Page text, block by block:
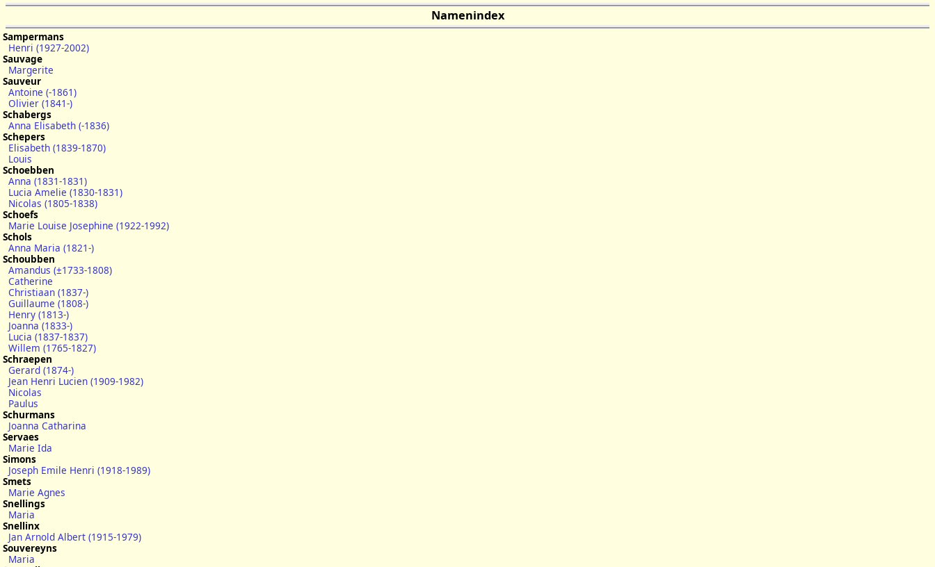
Namenindex
Sampermans
Henri (1927-2002)
Sauvage
Margerite
Sauveur
Antoine (-1861)
Olivier (1841-)
Schabergs
Anna Elisabeth (-1836)
Schepers
Elisabeth (1839-1870)
Louis
Schoebben
Anna (1831-1831)
Lucia Amelie (1830-1831)
Nicolas (1805-1838)
Schoefs
Marie Louise Josephine (1922-1992)
Schols
Anna Maria (1821-)
Schoubben
Amandus (±1733-1808)
Catherine
Christiaan (1837-)
Guillaume (1808-)
Henry (1813-)
Joanna (1833-)
Lucia (1837-1837)
Willem (1765-1827)
Schraepen
Gerard (1874-)
Jean Henri Lucien (1909-1982)
Nicolas
Paulus
Schurmans
Joanna Catharina
Servaes
Marie Ida
Simons
Joseph Emile Henri (1918-1989)
Smets
Marie Agnes
Snellings
Maria
Snellinx
Jan Arnold Albert (1915-1979)
Souvereyns
Maria